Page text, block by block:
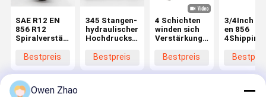
SAE R12 EN
856 R12
Spiralverstärkter
Bestpreis
345 Stangen-
hydraulischer
Hochdruckschlauch
mit
Draht vier
Bestpreis
4 Schichten
winden sich
Verstärkungshydraulischer
EN856
und
Bestpreis
3/4Inch
en 856
4Shipping
bestätigt
Owen Zhao